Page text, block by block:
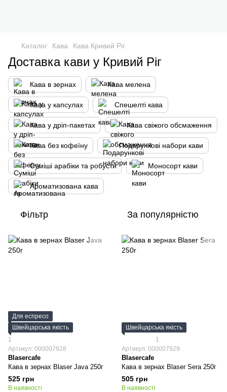
Каталог Кава Кава Кривий Ріг
Доставка кави у Кривий Ріг
Кава в зернах Кава мелена
Кава у капсулах Спешелті кава
Кава у дріп-пакетах Кава свіжого обсмаження
Кава без кофеїну Подарункові набори кави
Суміші арабіки та робусти Моносорт кави
Ароматизована кава
Фільтр За популярністю
Для еспресо
Швейцарська якість
1
Артикул: 000007928
Blasercafe
Кава в зернах Blaser Java 250г
525 грн
В наявності
Швейцарська якість
1
Артикул: 000007929
Blasercafe
Кава в зернах Blaser Sera 250г
505 грн
В наявності